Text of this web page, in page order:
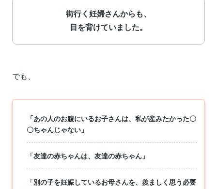
街行く妊婦さんからも、
目を背けていました。
でも、
「あの人のお腹にいるお子さんは、私が産みたかった〇
〇ちゃんじゃない」
「友達の赤ちゃんは、友達の赤ちゃん」
「別の子を妊娠しているお母さんを、羨ましく思う必要